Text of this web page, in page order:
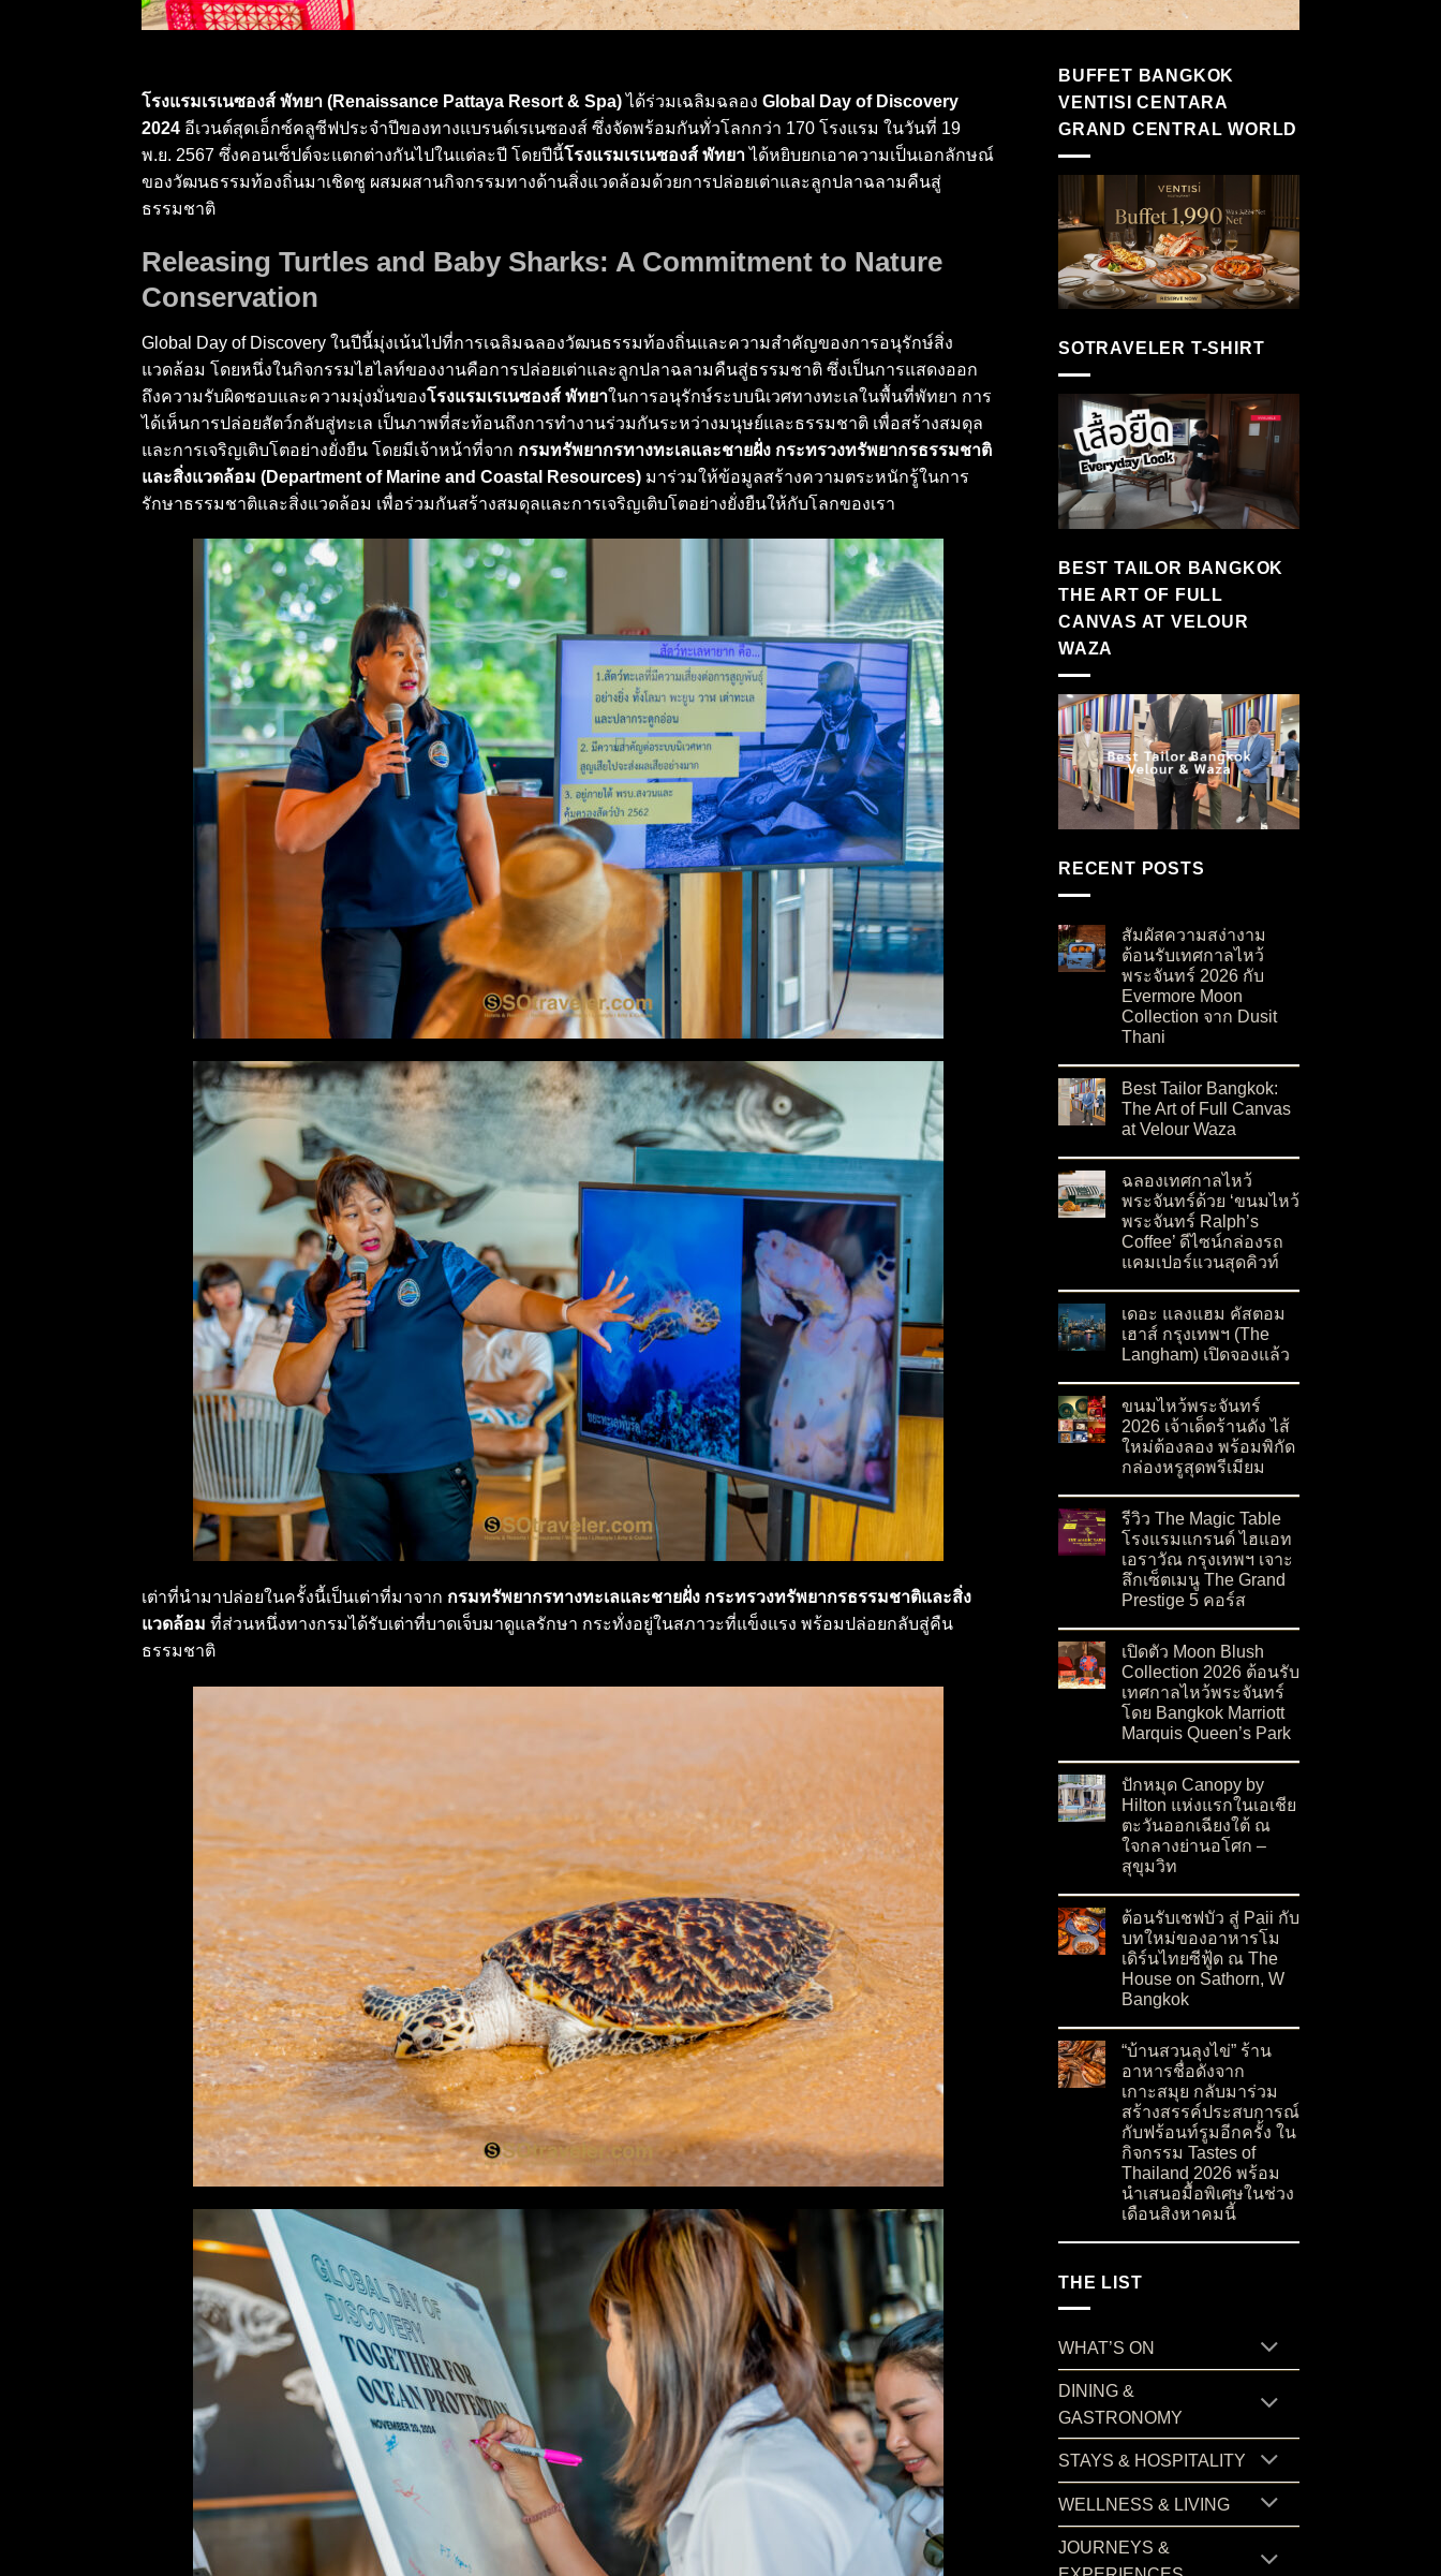
โรงแรมเรเนซองส์ พัทยา (Renaissance Pattaya Resort & Spa)ได้ร่วมเฉลิมฉลอง Global Day of Discovery
2024 อีเวนต์สุดเอ็กซ์คลูซีฟประจำปีของทางแบรนด์เรเนซองส์ ซึ่งจัดพร้อมกันทั่วโลกกว่า 170 โรงแรม ในวันที่ 19
พ.ย. 2567 ซึ่งคอนเซ็ปต์จะแตกต่างกันไปในแต่ละปี โดยปีนี้โรงแรมเรเนซองส์ พัทยาได้หยิบยกเอาความเป็นเอกลักษณ์
ของวัฒนธรรมท้องถิ่นมาเชิดชู ผสมผสานกิจกรรมทางด้านสิ่งแวดล้อมด้วยการปล่อยเต่าและลูกปลาฉลามคืนสู่
ธรรมชาติ
Releasing Turtles and Baby Sharks: A Commitment to Nature
Conservation
Global Day of Discovery ในปีนี้มุ่งเน้นไปที่การเฉลิมฉลองวัฒนธรรมท้องถิ่นและความสำคัญของการอนุรักษ์สิ่ง
แวดล้อม โดยหนึ่งในกิจกรรมไฮไลท์ของงานคือการปล่อยเต่าและลูกปลาฉลามคืนสู่ธรรมชาติ ซึ่งเป็นการแสดงออก
ถึงความรับผิดชอบและความมุ่งมั่นของโรงแรมเรเนซองส์ พัทยาในการอนุรักษ์ระบบนิเวศทางทะเลในพื้นที่พัทยา การ
ได้เห็นการปล่อยสัตว์กลับสู่ทะเล เป็นภาพที่สะท้อนถึงการทำงานร่วมกันระหว่างมนุษย์และธรรมชาติ เพื่อสร้างสมดุล
และการเจริญเติบโตอย่างยั่งยืน โดยมีเจ้าหน้าที่จาก กรมทรัพยากรทางทะเลและชายฝั่ง กระทรวงทรัพยากรธรรมชาติ
และสิ่งแวดล้อม (Department of Marine and Coastal Resources) มาร่วมให้ข้อมูลสร้างความตระหนักรู้ในการ
รักษาธรรมชาติและสิ่งแวดล้อม เพื่อร่วมกันสร้างสมดุลและการเจริญเติบโตอย่างยั่งยืนให้กับโลกของเรา
เต่าที่นำมาปล่อยในครั้งนี้เป็นเต่าที่มาจาก กรมทรัพยากรทางทะเลและชายฝั่ง กระทรวงทรัพยากรธรรมชาติและสิ่ง
แวดล้อม ที่ส่วนหนึ่งทางกรมได้รับเต่าที่บาดเจ็บมาดูแลรักษา กระทั่งอยู่ในสภาวะที่แข็งแรง พร้อมปล่อยกลับสู่คืน
ธรรมชาติ
BUFFET BANGKOK
VENTISI CENTARA
GRAND CENTRAL WORLD
SOTRAVELER T-SHIRT
BEST TAILOR BANGKOK
THE ART OF FULL
CANVAS AT VELOUR
WAZA
RECENT POSTS
สัมผัสความสง่างาม
ต้อนรับเทศกาลไหว้
พระจันทร์ 2026 กับ
Evermore Moon
Collection จาก Dusit
Thani
Best Tailor Bangkok:
The Art of Full Canvas
at Velour Waza
ฉลองเทศกาลไหว้
พระจันทร์ด้วย ‘ขนมไหว้
พระจันทร์ Ralph’s
Coffee’ ดีไซน์กล่องรถ
แคมเปอร์แวนสุดคิวท์
เดอะ แลงแฮม คัสตอม
เฮาส์ กรุงเทพฯ (The
Langham) เปิดจองแล้ว
ขนมไหว้พระจันทร์
2026 เจ้าเด็ดร้านดัง ไส้
ใหม่ต้องลอง พร้อมพิกัด
กล่องหรูสุดพรีเมียม
รีวิว The Magic Table
โรงแรมแกรนด์ ไฮแอท
เอราวัณ กรุงเทพฯ เจาะ
ลึกเซ็ตเมนู The Grand
Prestige 5 คอร์ส
เปิดตัว Moon Blush
Collection 2026 ต้อนรับ
เทศกาลไหว้พระจันทร์
โดย Bangkok Marriott
Marquis Queen’s Park
ปักหมุด Canopy by
Hilton แห่งแรกในเอเชีย
ตะวันออกเฉียงใต้ ณ
ใจกลางย่านอโศก –
สุขุมวิท
ต้อนรับเชฟบัว สู่ Paii กับ
บทใหม่ของอาหารโม
เดิร์นไทยซีฟู้ด ณ The
House on Sathorn, W
Bangkok
“บ้านสวนลุงไข่” ร้าน
อาหารชื่อดังจาก
เกาะสมุย กลับมาร่วม
สร้างสรรค์ประสบการณ์
กับฟร้อนท์รูมอีกครั้ง ใน
กิจกรรม Tastes of
Thailand 2026 พร้อม
นำเสนอมื้อพิเศษในช่วง
เดือนสิงหาคมนี้
THE LIST
WHAT’S ON
DINING &
GASTRONOMY
STAYS & HOSPITALITY
WELLNESS & LIVING
JOURNEYS &